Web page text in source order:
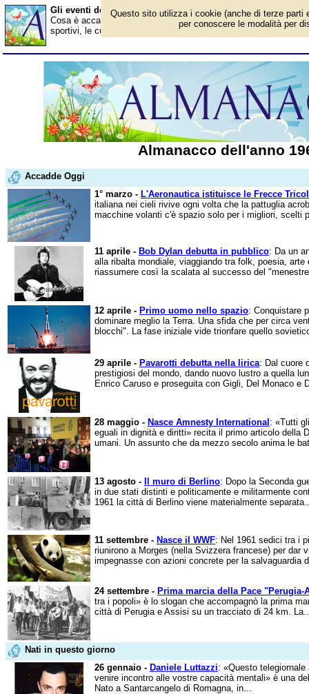
Gli eventi dell'anno 1961
Cosa è accaduto nel 1961? Ecco gli avvenimenti in Italia e
sportivi, le curiosità. Scopri i personaggi famosi. Per conoscere
Almanacco dell'anno
Accadde Oggi
1° marzo - L'Aeronautica istituisce le Frecce
italiana nei cieli rivive ogni volta che la pattuglia
macchine volanti c'è spazio solo per i migliori, scelti
11 aprile - Bob Dylan debutta in pubblico: Da un
alla ribalta mondiale, viaggiando tra folk, poesia,
riassumere così la scalata al successo del
12 aprile - Primo uomo nello spazio: Conquistare
dominare meglio la Terra. Una sfida che per circa
blocchi". La fase iniziale vide trionfare quello
29 aprile - Pavarotti debutta nella lirica: Dal cuore
prestigiosi del mondo, dando nuovo lustro a quella
Enrico Caruso e proseguita con Gigli, Del Monaco e
28 maggio - Nasce Amnesty International : «Tutti
eguali in dignità e diritti» recita il primo articolo della
umani. Un assunto che da mezzo secolo anima le
13 agosto - Il muro di Berlino: Dopo la Seconda
in due stati distinti e politicamente e militarmente
1961 la città di Berlino viene materialmente
11 settembre - Nasce il WWF: Nel 1961 sedici tra i
riunirono a Morges (nella Svizzera francese) per dar
impegnasse con azioni concrete per la salvaguardia
24 settembre - Prima marcia della Pace "Perugia-
tra i popoli» è lo slogan che accompagnò la prima
città di Perugia e Assisi su un tracciato di 24 km.
Nati in questo giorno
26 gennaio - Daniele Luttazzi: «Questo
venire incontro alle vostre capacità mentali» è una
Nato a Santarcangelo di Romagna, in...
Questo sito utilizza i cookie (anche di terze parti
per conoscere le modalità per